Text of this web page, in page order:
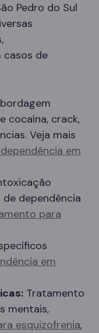
Pedro do Sul
de
cocaína, crack,
Veja mais
em
dependência
para
em
Tratamento
mentais,
esquizofrenia,